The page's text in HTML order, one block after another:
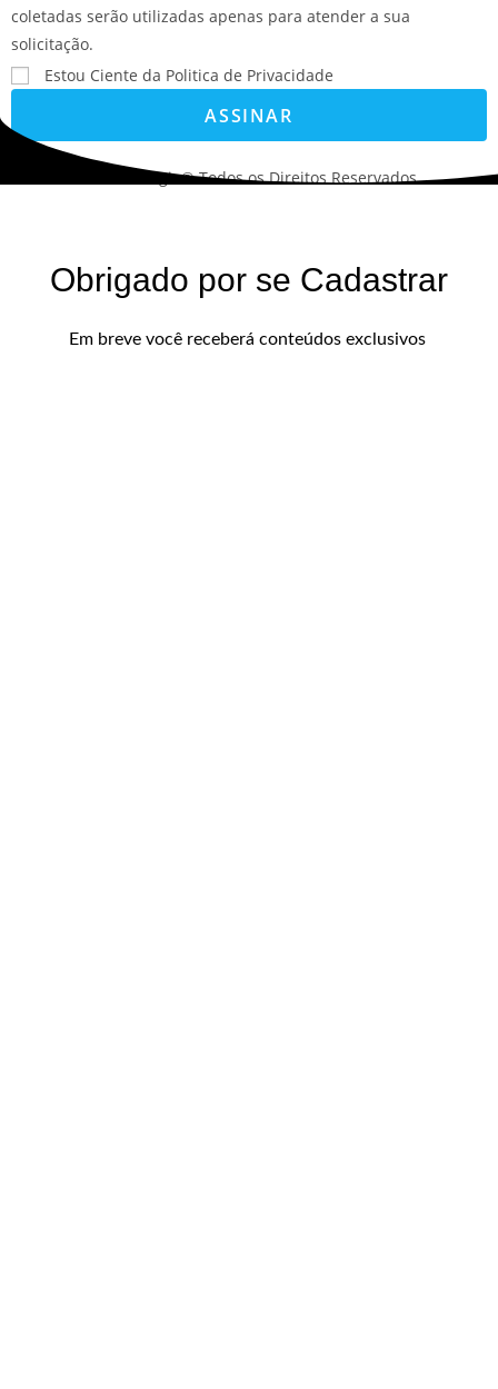
coletadas serão utilizadas apenas para atender a sua
solicitação.
Estou Ciente da Politica de Privacidade
ASSINAR
©2022. AVS Tecnologia® Todos os Direitos Reservados.
Obrigado por se Cadastrar
Em breve você receberá conteúdos exclusivos